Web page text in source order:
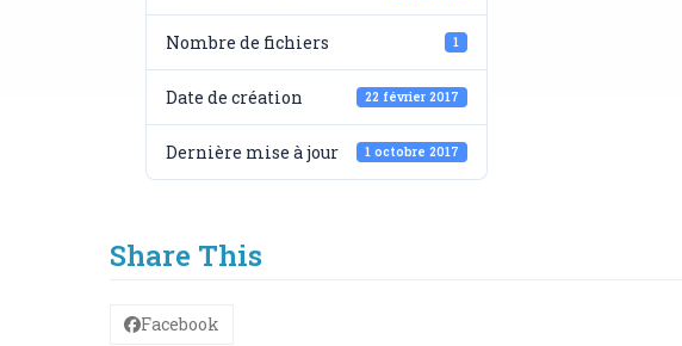
Nombre de fichiers 1
Date de création 22 février 2017
Dernière mise à jour 1 octobre 2017
Share This
Facebook